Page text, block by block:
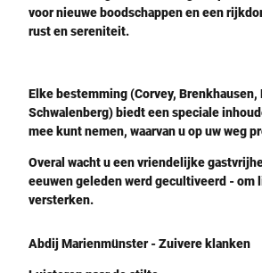
voor nieuwe boodschappen en een
rust en sereniteit.
Elke bestemming (Corvey,
Schwalenberg) biedt een speciale
mee kunt nemen, waarvan u op uw weg
Overal wacht u een vriendelijke
eeuwen geleden werd gecultiveerd - om
versterken.
Abdij Marienmünster - Zuivere klanken